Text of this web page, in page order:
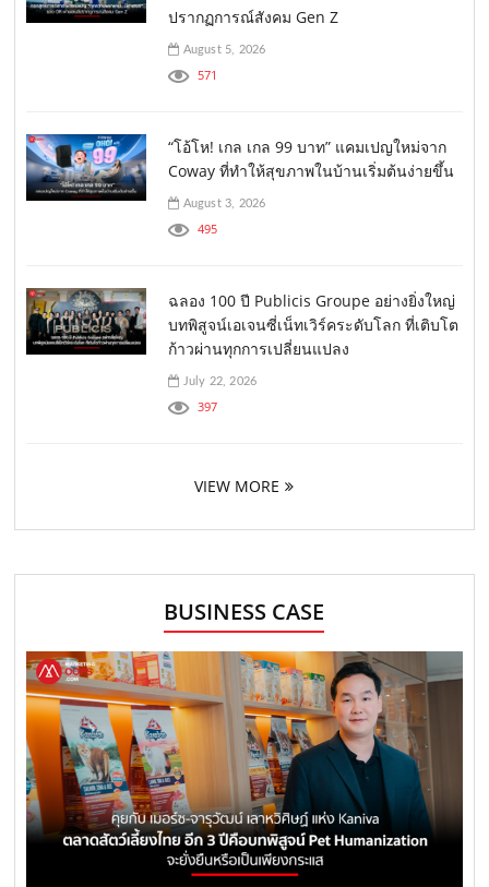
ปรากฏการณ์สังคม Gen Z
August 5, 2026
571
“โอ้โห! เกล เกล 99 บาท” แคมเปญใหม่จาก
Coway ที่ทำให้สุขภาพในบ้านเริ่มต้นง่ายขึ้น
August 3, 2026
495
ฉลอง 100 ปี Publicis Groupe อย่างยิ่งใหญ่
บทพิสูจน์เอเจนซี่เน็ทเวิร์คระดับโลก ที่เติบโต
ก้าวผ่านทุกการเปลี่ยนแปลง
July 22, 2026
397
VIEW MORE
BUSINESS CASE